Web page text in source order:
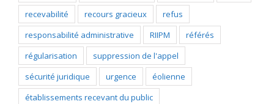
recevabilité
recours gracieux
refus
responsabilité administrative
RIIPM
référés
régularisation
suppression de l'appel
sécurité juridique
urgence
éolienne
établissements recevant du public